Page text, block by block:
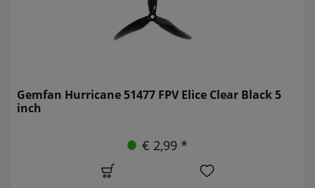
Gemfan Hurricane 51477 FPV Elice Clear Black 5
inch
€ 2,99 *